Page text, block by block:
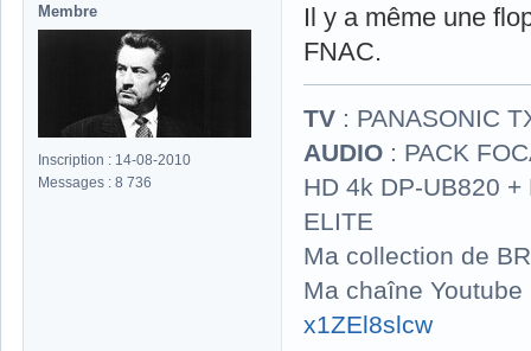
Membre
Inscription : 14-08-2010
Messages : 8 736
Il y a même une
FNAC.
TV : PANASONIC
AUDIO : PACK
HD 4k DP-UB820
ELITE
Ma collection de
Ma chaîne
x1ZEl8slcw